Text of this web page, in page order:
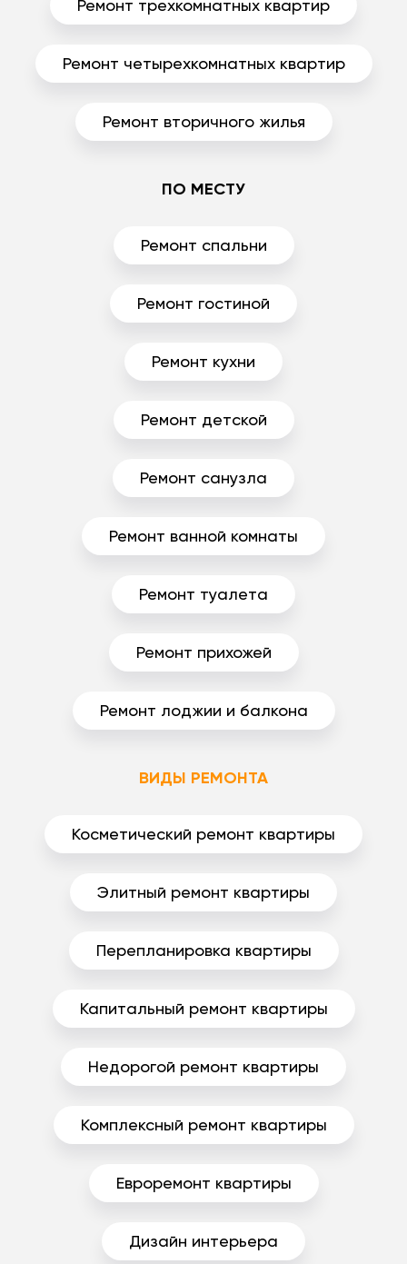
Ремонт трехкомнатных квартир
Ремонт четырехкомнатных квартир
Ремонт вторичного жилья
ПО МЕСТУ
Ремонт спальни
Ремонт гостиной
Ремонт кухни
Ремонт детской
Ремонт санузла
Ремонт ванной комнаты
Ремонт туалета
Ремонт прихожей
Ремонт лоджии и балкона
ВИДЫ РЕМОНТА
Косметический ремонт квартиры
Элитный ремонт квартиры
Перепланировка квартиры
Капитальный ремонт квартиры
Недорогой ремонт квартиры
Комплексный ремонт квартиры
Евроремонт квартиры
Дизайн интерьера